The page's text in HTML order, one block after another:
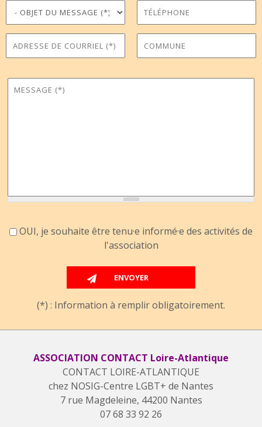
Objet du message *
Téléphone
Adresse de courriel*
Commune
Message*
Accord information
OUI, je souhaite être tenu·e informé·e des activités de
l'association
(*) : Information à remplir obligatoirement.
ASSOCIATION CONTACT Loire-Atlantique
CONTACT LOIRE-ATLANTIQUE
chez NOSIG-Centre LGBT+ de Nantes
7 rue Magdeleine, 44200 Nantes
07 68 33 92 26